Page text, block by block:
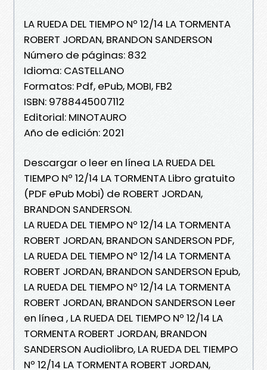
LA RUEDA DEL TIEMPO Nº 12/14 LA TORMENTA
ROBERT JORDAN, BRANDON SANDERSON
Número de páginas: 832
Idioma: CASTELLANO
Formatos: Pdf, ePub, MOBI, FB2
ISBN: 9788445007112
Editorial: MINOTAURO
Año de edición: 2021
Descargar o leer en línea LA RUEDA DEL
TIEMPO Nº 12/14 LA TORMENTA Libro gratuito
(PDF ePub Mobi) de ROBERT JORDAN,
BRANDON SANDERSON.
LA RUEDA DEL TIEMPO Nº 12/14 LA TORMENTA
ROBERT JORDAN, BRANDON SANDERSON PDF,
LA RUEDA DEL TIEMPO Nº 12/14 LA TORMENTA
ROBERT JORDAN, BRANDON SANDERSON Epub,
LA RUEDA DEL TIEMPO Nº 12/14 LA TORMENTA
ROBERT JORDAN, BRANDON SANDERSON Leer
en línea , LA RUEDA DEL TIEMPO Nº 12/14 LA
TORMENTA ROBERT JORDAN, BRANDON
SANDERSON Audiolibro, LA RUEDA DEL TIEMPO
Nº 12/14 LA TORMENTA ROBERT JORDAN,